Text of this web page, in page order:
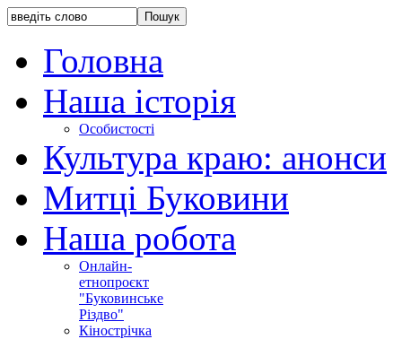
Головна
Наша історія
Особистості
Культура краю: анонси
Митці Буковини
Наша робота
Онлайн-
етнопроєкт
"Буковинське
Різдво"
Кінострічка